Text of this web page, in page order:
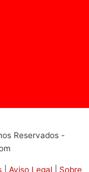
Reservados -
Aviso Legal Sobre